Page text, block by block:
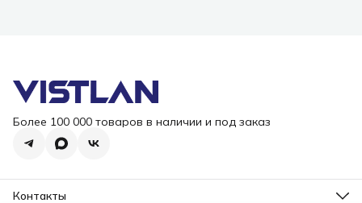
Более 100 000 товаров в наличии и под заказ
Контакты